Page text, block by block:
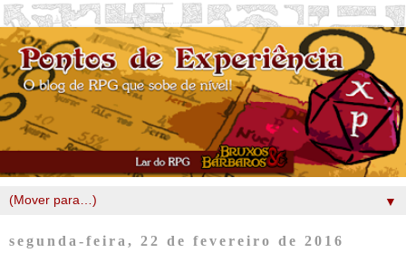
▼
segunda-feira, 22 de fevereiro de 2016